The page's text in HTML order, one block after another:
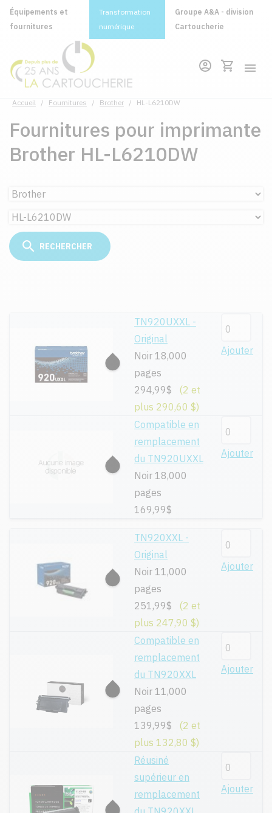
Équipements et
fournitures
Transformation
numérique
Groupe A&A - division
Cartoucherie
Accueil / Fournitures / Brother / HL-L6210DW
Fournitures pour imprimante
Brother HL-L6210DW
TN920UXXL -
Original
Noir 18,000
pages
294,99$
(2 et
plus 290,60 $)
Ajouter
Compatible en
remplacement
du TN920UXXL
Noir 18,000
pages
169,99$
Ajouter
TN920XXL -
Original
Noir 11,000
pages
251,99$
(2 et
plus 247,90 $)
Ajouter
Compatible en
remplacement
du TN920XXL
Noir 11,000
pages
139,99$
(2 et
plus 132,80 $)
Ajouter
Réusiné
supérieur en
remplacement
Ajouter